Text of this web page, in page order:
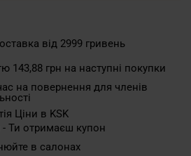
від 2999 гривень
143,88 грн на наступні покупки
на повернення для членів
Ціни в KSK
- Ти отримаєш купон
в салонах